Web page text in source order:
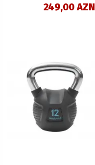
249,00 AZN